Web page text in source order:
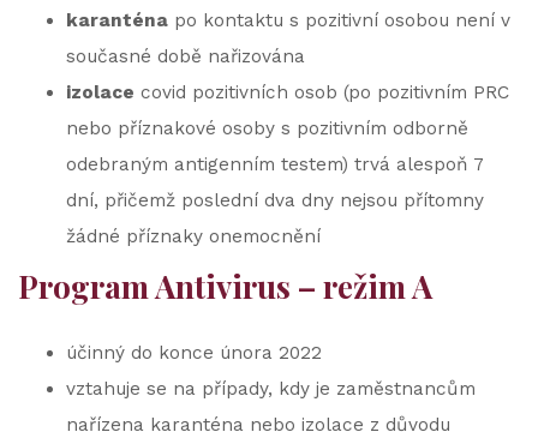
karanténa po kontaktu s pozitivní osobou není v
současné době nařizována
izolace covid pozitivních osob (po pozitivním PRC
nebo příznakové osoby s pozitivním odborně
odebraným antigenním testem) trvá alespoň 7
dní, přičemž poslední dva dny nejsou přítomny
žádné příznaky onemocnění
Program Antivirus – režim A
účinný do konce února 2022
vztahuje se na případy, kdy je zaměstnancům
nařízena karanténa nebo izolace z důvodu